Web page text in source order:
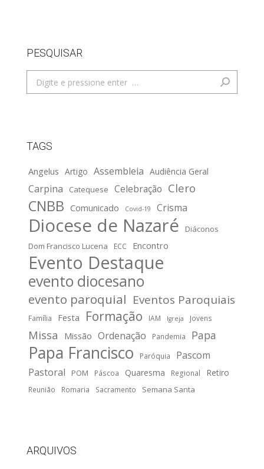
PESQUISAR
Search:
TAGS
Angelus Artigo Assembleia Audiência Geral
Carpina Catequese Celebração Clero
CNBB Comunicado Covid-19 Crisma
Diocese de Nazaré
Diáconos
Dom Francisco Lucena
ECC Encontro
Evento Destaque
evento diocesano
evento paroquial Eventos Paroquiais
Família Festa Formação IAM Igreja Jovens
Missa Missão Ordenação Pandemia Papa
Papa Francisco Paróquia
Pascom
Pastoral
POM Páscoa Quaresma Regional Retiro
Reunião Romaria Sacramento Semana Santa
ARQUIVOS